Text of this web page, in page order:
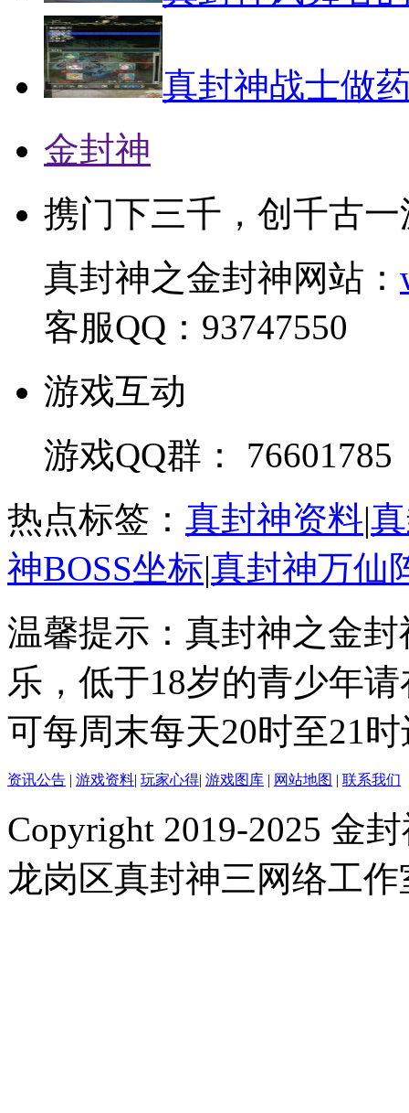
真封神战士做
金封神
携门下三千，创千古一
真封神之金封神网站：
客服QQ：93747550
游戏互动
游戏QQ群： 76601785
热点标签： 真封神资料|
神BOSS坐标|真封神万仙
温馨提示：真封神之金
乐，低于18岁的青少年
可每周末每天20时至21
资讯公告 | 游戏资料| 玩家心得| 游戏图库 | 网站地图 | 联系我们
Copyright 2019-2025 金
龙岗区真封神三网络工